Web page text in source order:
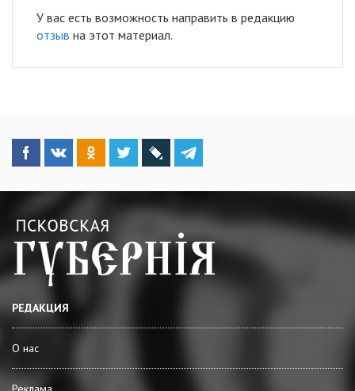
У вас есть возможность направить в редакцию
отзыв на этот материал.
РЕДАКЦИЯ
О нас